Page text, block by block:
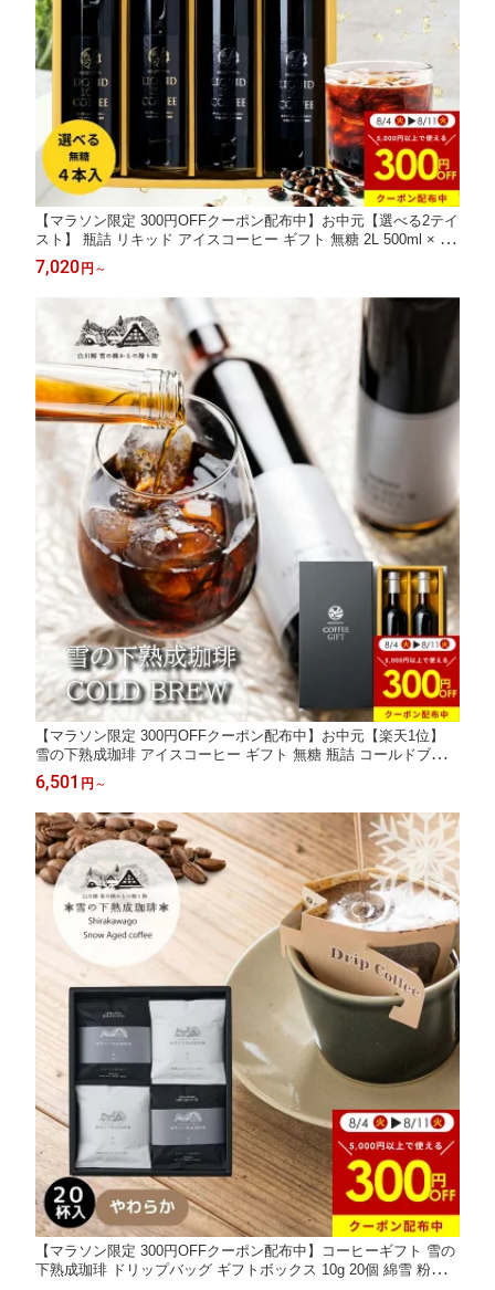
【マラソン限定 300円OFFクーポン配布中】お中元【選べる2テイ
スト】 瓶詰 リキッド アイスコーヒー ギフト 無糖 2L 500ml × 4
本 贈答 ラッピング込 高級 コーヒー 珈琲 無糖コーヒー 贈り物 コ
ーヒー詰め合わせ ストレートコーヒー 夏
7,020 円 ～
【マラソン限定 300円OFFクーポン配布中】お中元【楽天1位】
雪の下熟成珈琲 アイスコーヒー ギフト 無糖 瓶詰 コールドブリュ
ー 500ml 2本 リキッドコーヒー ストレート コーヒー贈り物 高級
無糖コーヒー 瓶 コーヒー詰め合わせ ストレート
6,501 円 ～
【マラソン限定 300円OFFクーポン配布中】コーヒーギフト 雪の
下熟成珈琲 ドリップバッグ ギフトボックス 10g 20個 綿雪 粉雪